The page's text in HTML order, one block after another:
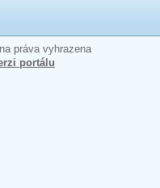
práva vyhrazena
portálu